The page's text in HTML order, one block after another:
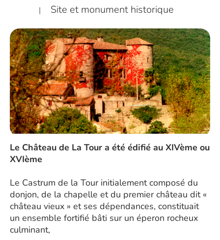
| Site et monument historique
Le Château de La Tour a été édifié au XIVème ou
XVIème
Le Castrum de la Tour initialement composé du
donjon, de la chapelle et du premier château dit «
château vieux » et ses dépendances, constituait
un ensemble fortifié bâti sur un éperon rocheux
culminant,